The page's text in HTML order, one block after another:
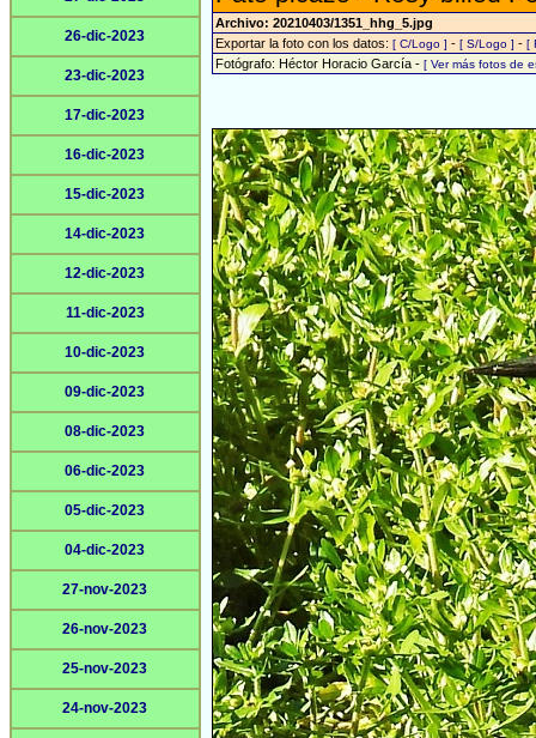
26-dic-2023
23-dic-2023
17-dic-2023
16-dic-2023
15-dic-2023
14-dic-2023
12-dic-2023
11-dic-2023
10-dic-2023
09-dic-2023
08-dic-2023
06-dic-2023
05-dic-2023
04-dic-2023
27-nov-2023
26-nov-2023
25-nov-2023
24-nov-2023
Archivo: 20210403/1351_hhg_5.jpg
Exportar la foto con los datos: [ C/Logo ] - [ S/Logo ] - [
Fotógrafo: Héctor Horacio García - [ Ver más fotos de